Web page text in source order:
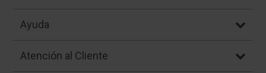
Ayuda
Atención al Cliente